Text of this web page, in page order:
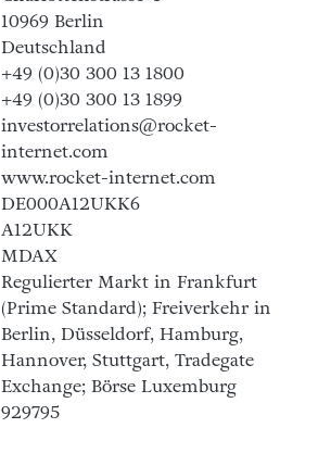
10969 Berlin
Deutschland
+49 (0)30 300 13 1800
+49 (0)30 300 13 1899
investorrelations@rocket-
internet.com
www.rocket-internet.com
DE000A12UKK6
A12UKK
MDAX
Regulierter Markt in Frankfurt
(Prime Standard); Freiverkehr in
Berlin, Düsseldorf, Hamburg,
Hannover, Stuttgart, Tradegate
Exchange; Börse Luxemburg
929795